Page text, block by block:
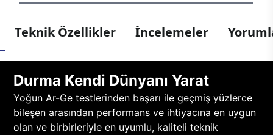
Teknik Özellikler İncelemeler
Durma Kendi Dünyanı Yarat
Yoğun Ar-Ge testlerinden başarı ile geçmiş yüzlerce
bileşen arasından performans ve ihtiyacına en uygun
olan ve birbirleriyle en uyumlu, kaliteli teknik